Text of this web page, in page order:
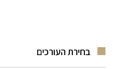
בחירת העורכים